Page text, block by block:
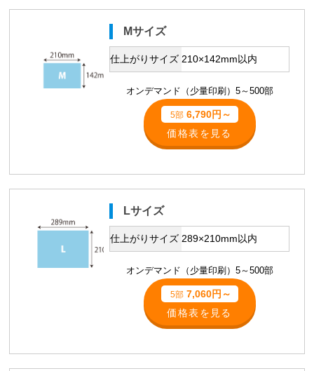
Mサイズ
仕上がりサイズ 210×142mm以内
オンデマンド（少量印刷）5～500部
5部6,790円～
価格表を見る
Lサイズ
仕上がりサイズ 289×210mm以内
オンデマンド（少量印刷）5～500部
5部7,060円～
価格表を見る